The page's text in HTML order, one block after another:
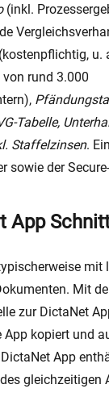
(inkl.
u.
rund 3.000
Tabelle,
Staffelzinsen.
sowie der
App
mit
Mit
zur DictaNet
App kopiert und
App
gleichzeitigen